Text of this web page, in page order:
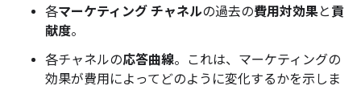
各マーケティング チャネルの過去の費用対効果と 貢
献度。
各チャネルの応答曲線。これは、マーケティングの
効果が費用によってどのように変化するかを示しま